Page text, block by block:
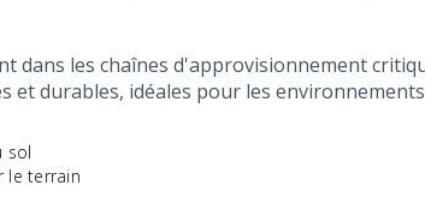
dans les chaînes d'approvisionnement
et durables, idéales pour les
sol
le terrain